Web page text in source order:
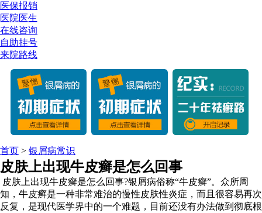
医保报销
医院医生
在线咨询
自助挂号
来院路线
首页 > 银屑病常识
皮肤上出现牛皮癣是怎么回事
皮肤上出现牛皮癣是怎么回事?银屑病俗称“牛皮癣”。众所周
知，牛皮癣是一种非常难治的慢性皮肤性炎症，而且很容易再次
反复，是现代医学界中的一个难题，目前还没有办法做到彻底根